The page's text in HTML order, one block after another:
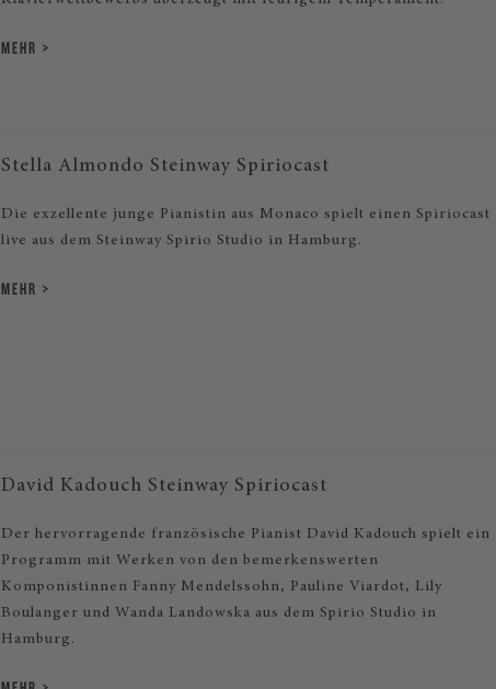
MEHR
Stella Almondo Steinway Spiriocast
Die exzellente junge Pianistin aus Monaco spielt einen Spiriocast
live aus dem Steinway Spirio Studio in Hamburg.
MEHR
David Kadouch Steinway Spiriocast
Der hervorragende französische Pianist David Kadouch spielt ein
Programm mit Werken von den bemerkenswerten
Komponistinnen Fanny Mendelssohn, Pauline Viardot, Lily
Boulanger und Wanda Landowska aus dem Spirio Studio in
Hamburg.